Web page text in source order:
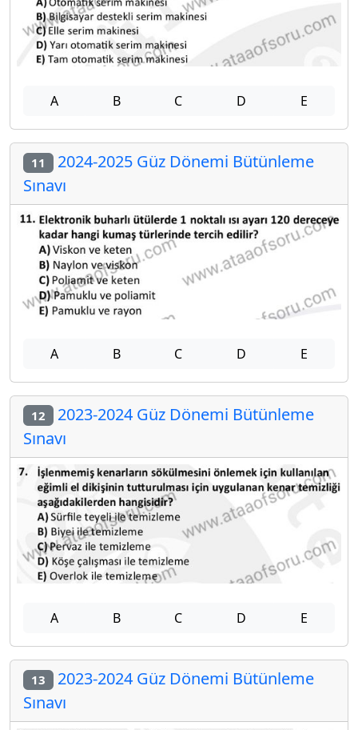
A B C D E
11 2024-2025 Güz Dönemi Bütünleme
Sınavı
A B C D E
12 2023-2024 Güz Dönemi Bütünleme
Sınavı
A B C D E
13 2023-2024 Güz Dönemi Bütünleme
Sınavı